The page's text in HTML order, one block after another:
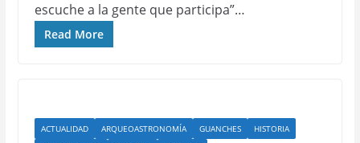
escuche a la gente que participa”…
Read More
ACTUALIDAD ARQUEOASTRONOMÍA GUANCHES
HISTORIA